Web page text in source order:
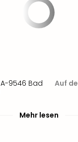
A-9546 Bad
Auf
Mehr lesen